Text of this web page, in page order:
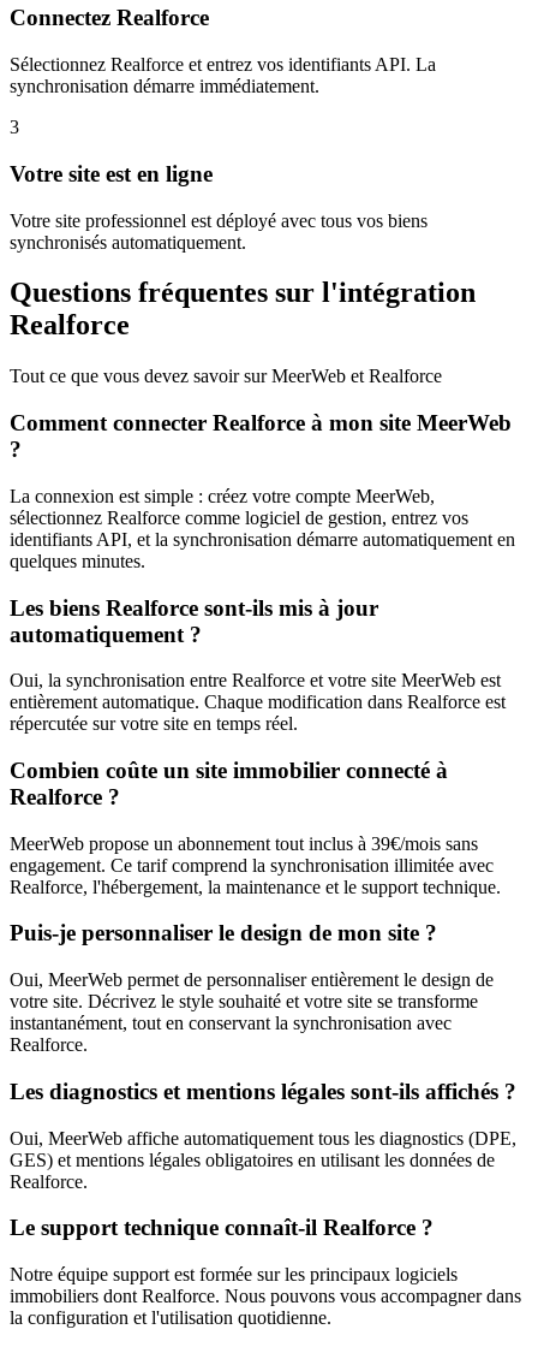
Connectez Realforce
Sélectionnez Realforce et entrez vos identifiants API. La
synchronisation démarre immédiatement.
3
Votre site est en ligne
Votre site professionnel est déployé avec tous vos biens
synchronisés automatiquement.
Questions fréquentes sur l'intégration
Realforce
Tout ce que vous devez savoir sur MeerWeb et Realforce
Comment connecter Realforce à mon site MeerWeb
?
La connexion est simple : créez votre compte MeerWeb,
sélectionnez Realforce comme logiciel de gestion, entrez vos
identifiants API, et la synchronisation démarre automatiquement en
quelques minutes.
Les biens Realforce sont-ils mis à jour
automatiquement ?
Oui, la synchronisation entre Realforce et votre site MeerWeb est
entièrement automatique. Chaque modification dans Realforce est
répercutée sur votre site en temps réel.
Combien coûte un site immobilier connecté à
Realforce ?
MeerWeb propose un abonnement tout inclus à 39€/mois sans
engagement. Ce tarif comprend la synchronisation illimitée avec
Realforce, l'hébergement, la maintenance et le support technique.
Puis-je personnaliser le design de mon site ?
Oui, MeerWeb permet de personnaliser entièrement le design de
votre site. Décrivez le style souhaité et votre site se transforme
instantanément, tout en conservant la synchronisation avec
Realforce.
Les diagnostics et mentions légales sont-ils affichés ?
Oui, MeerWeb affiche automatiquement tous les diagnostics (DPE,
GES) et mentions légales obligatoires en utilisant les données de
Realforce.
Le support technique connaît-il Realforce ?
Notre équipe support est formée sur les principaux logiciels
immobiliers dont Realforce. Nous pouvons vous accompagner dans
la configuration et l'utilisation quotidienne.